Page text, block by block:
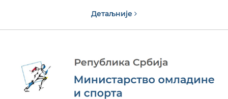
Детаљније